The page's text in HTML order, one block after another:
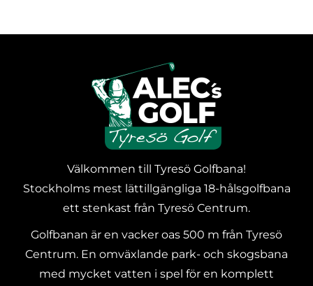
Välkommen till Tyresö Golfbana!
Stockholms mest lättillgängliga 18-hålsgolfbana
ett stenkast från Tyresö Centrum.
Golfbanan är en vacker oas 500 m från Tyresö
Centrum. En omväxlande park- och skogsbana
med mycket vatten i spel för en komplett